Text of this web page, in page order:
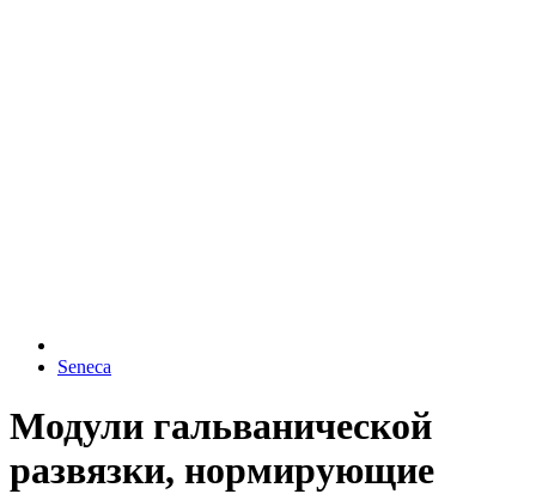
Seneca
Модули гальванической
развязки, нормирующие